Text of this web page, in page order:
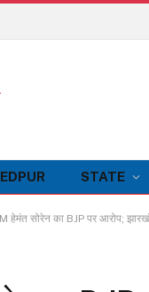
STATE
हेमंत सोरेन का BJP पर आरोप;